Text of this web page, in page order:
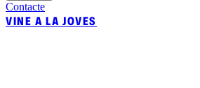
Contacte
VINE A LA JOVES